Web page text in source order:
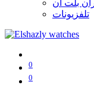
بلت آن
تلفزيونات
0
0